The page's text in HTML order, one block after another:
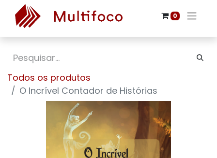
0
Todos os produtos
O Incrível Contador de Histórias